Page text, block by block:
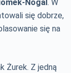
Nogal . W
się dobrze,
się na
Żurek. Z jedną